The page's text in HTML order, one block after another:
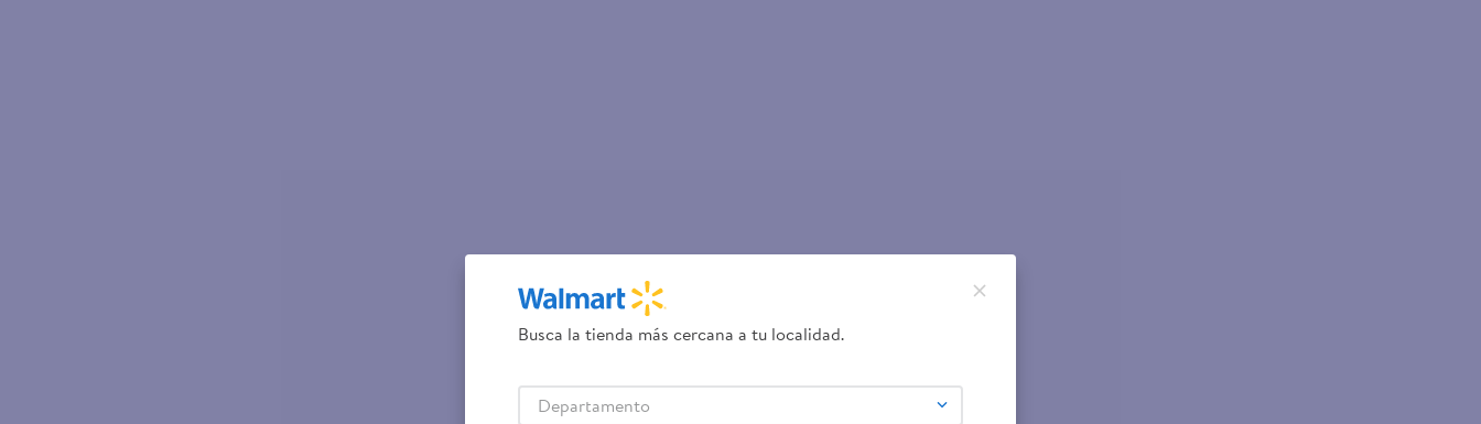
Busca la tienda más cercana a tu localidad.
Departamento